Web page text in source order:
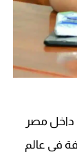
داخل مصر
في عالم